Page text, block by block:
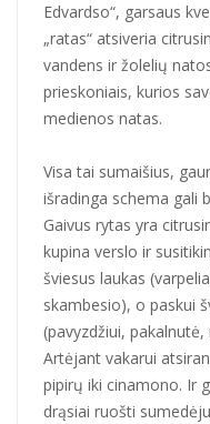
Edvardso“, garsaus
„ratas“ atsiveria
vandens ir žolelių
prieskoniais, kurios
medienos natas.
Visa tai sumaišius,
išradinga schema gali
Gaivus rytas yra
kupina verslo ir
šviesus laukas
skambesio), o paskui
(pavyzdžiui,
Artėjant vakarui
pipirų iki cinamono. Ir
drąsiai ruošti